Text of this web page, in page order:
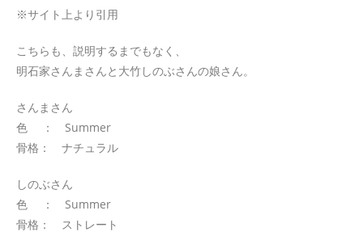
※サイト上より引用
こちらも、説明するまでもなく、
明石家さんまさんと大竹しのぶさんの娘さん。
さんまさん
色 ： Summer
骨格： ナチュラル
しのぶさん
色 ： Summer
骨格： ストレート